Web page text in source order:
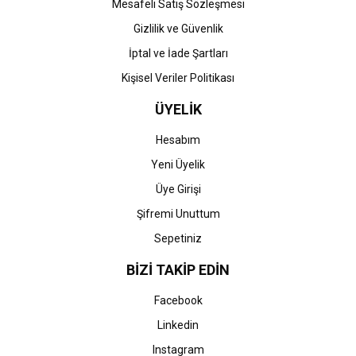
Mesafeli Satış Sözleşmesi
Gizlilik ve Güvenlik
İptal ve İade Şartları
Kişisel Veriler Politikası
ÜYELİK
Hesabım
Yeni Üyelik
Üye Girişi
Şifremi Unuttum
Sepetiniz
BİZİ TAKİP EDİN
Facebook
Linkedin
Instagram